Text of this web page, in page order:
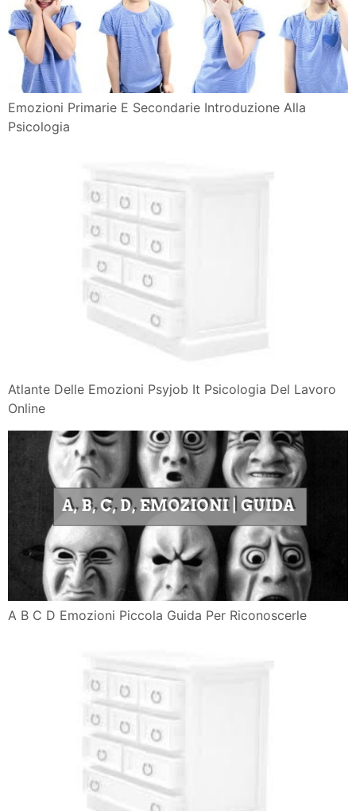
Emozioni Primarie E Secondarie Introduzione Alla
Psicologia
Atlante Delle Emozioni Psyjob It Psicologia Del Lavoro
Online
A B C D Emozioni Piccola Guida Per Riconoscerle